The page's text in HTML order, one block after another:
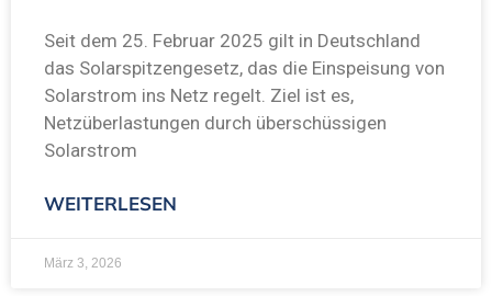
Seit dem 25. Februar 2025 gilt in Deutschland
das Solarspitzengesetz, das die Einspeisung von
Solarstrom ins Netz regelt. Ziel ist es,
Netzüberlastungen durch überschüssigen
Solarstrom
WEITERLESEN
März 3, 2026